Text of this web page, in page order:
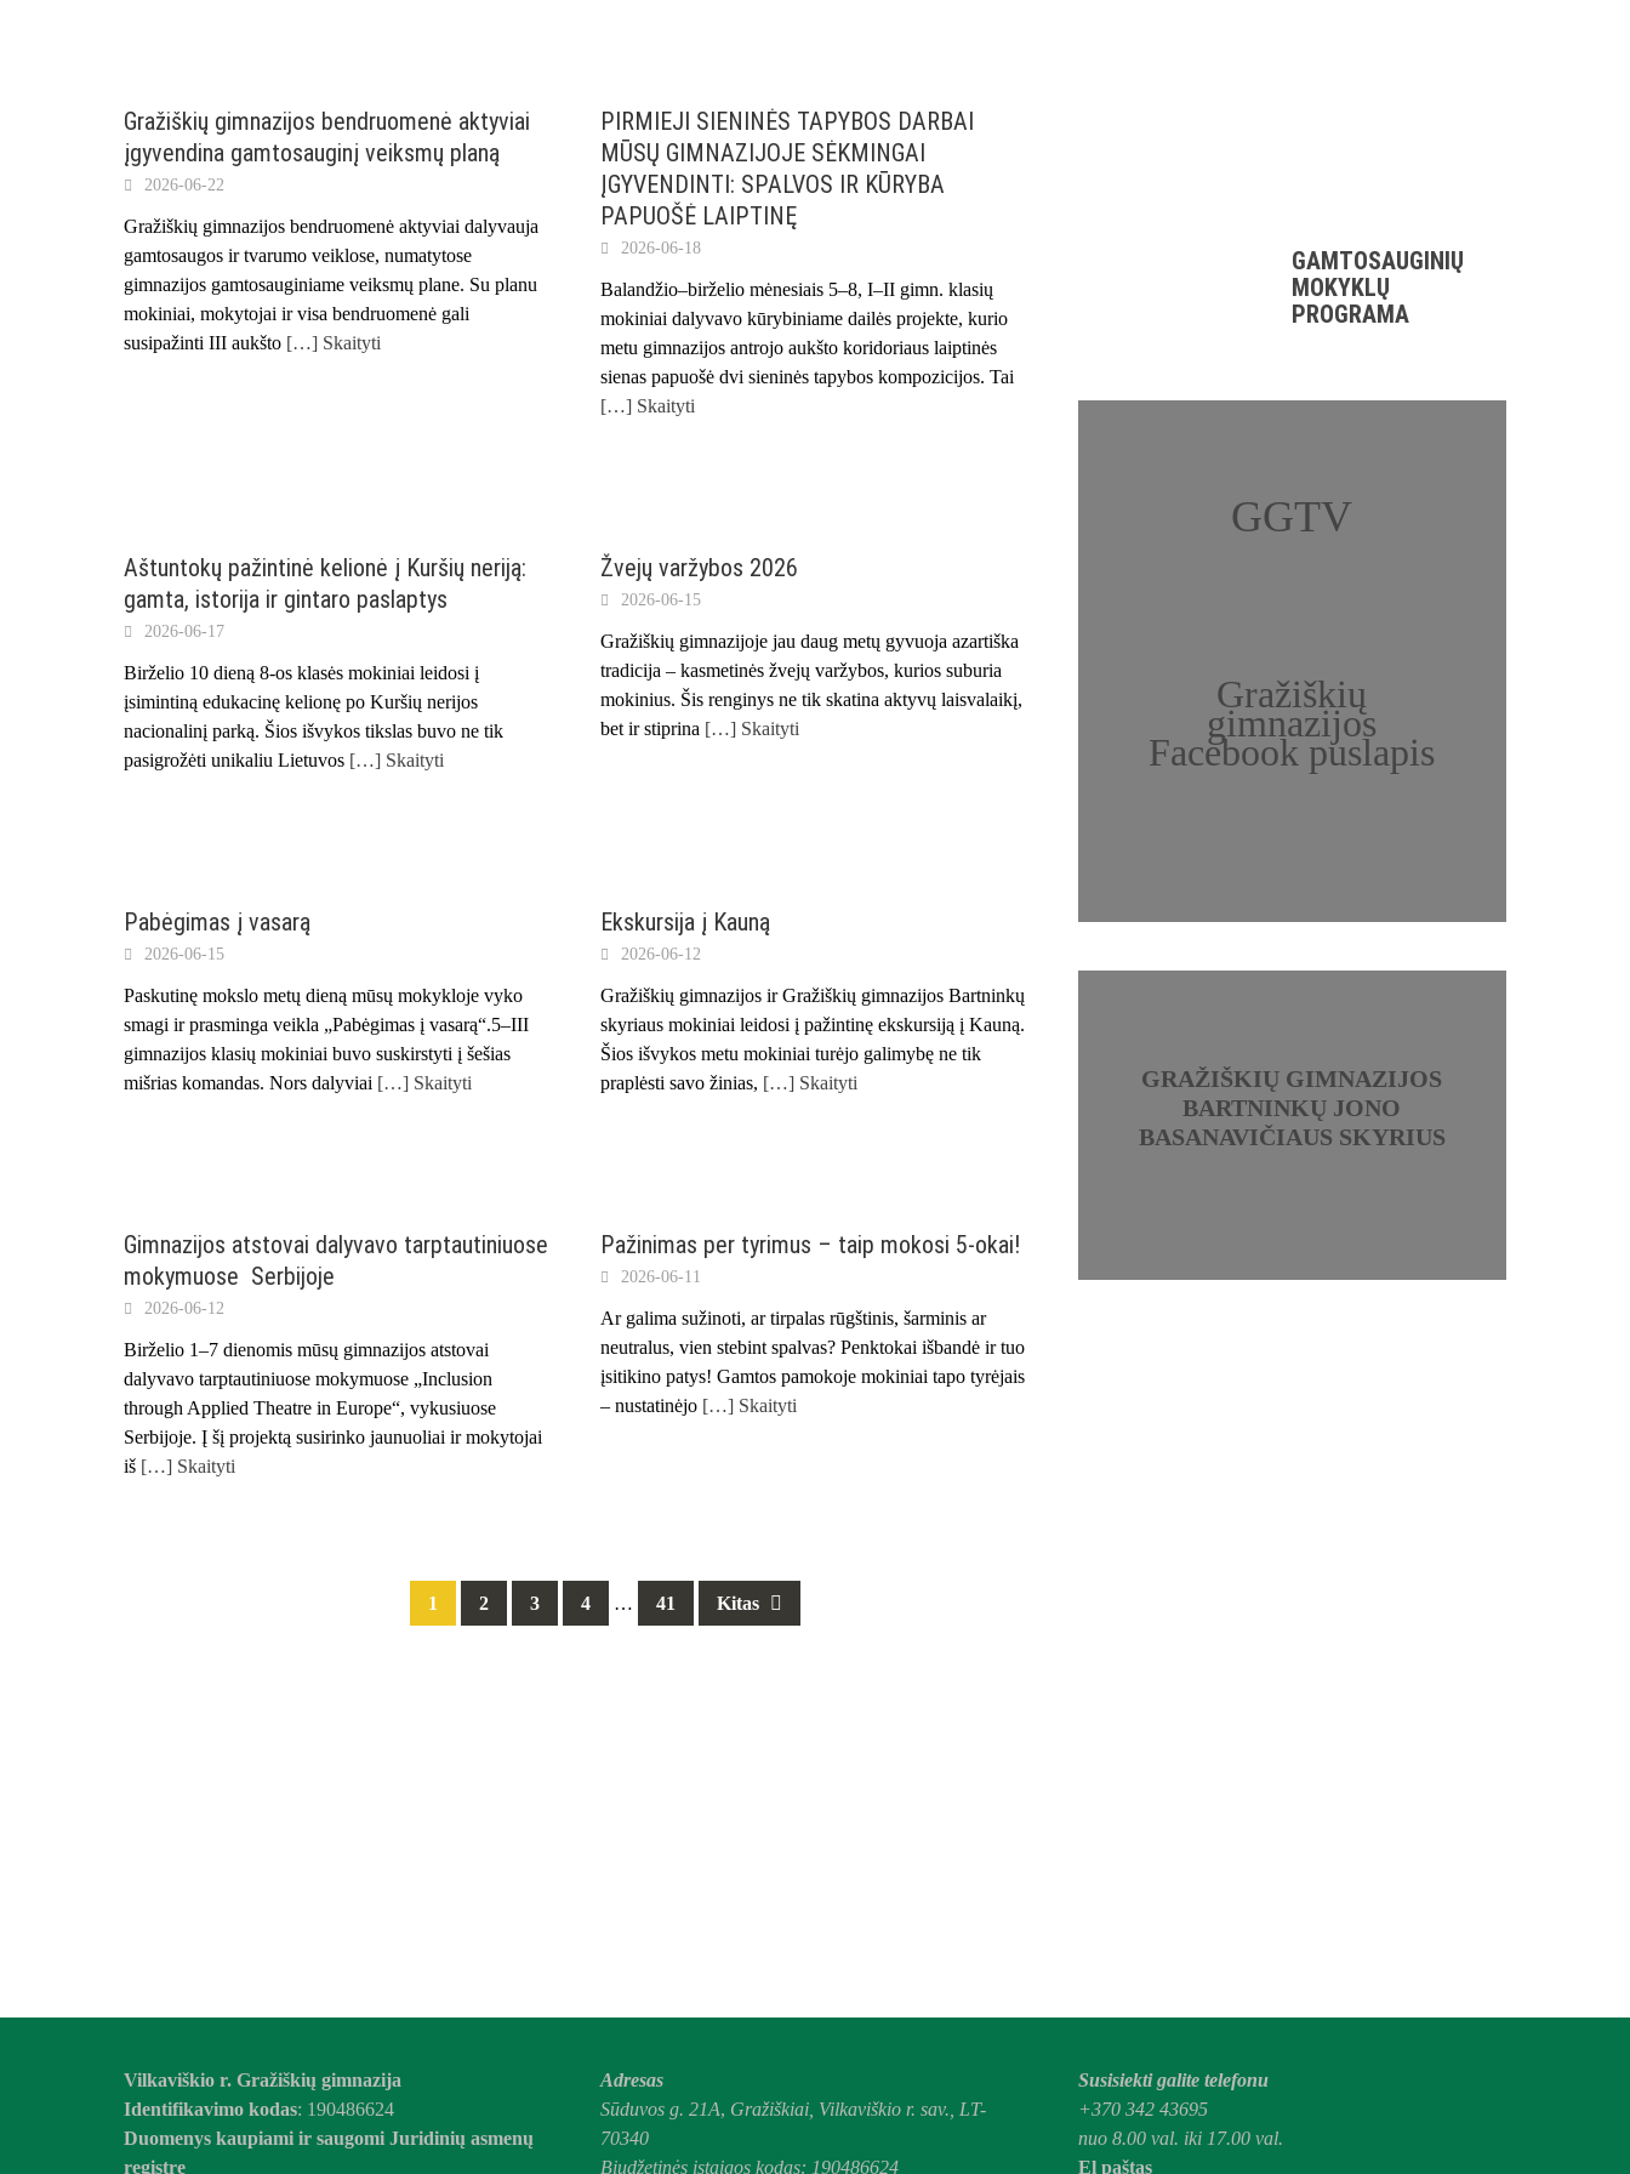
Gražiškių gimnazijos bendruomenė aktyviai
įgyvendina gamtosauginį veiksmų planą
2026-06-22
Gražiškių gimnazijos bendruomenė aktyviai dalyvauja
gamtosaugos ir tvarumo veiklose, numatytose
gimnazijos gamtosauginiame veiksmų plane. Su planu
mokiniai, mokytojai ir visa bendruomenė gali
susipažinti III aukšto […] Skaityti
PIRMIEJI SIENINĖS TAPYBOS DARBAI
MŪSŲ GIMNAZIJOJE SĖKMINGAI
ĮGYVENDINTI: SPALVOS IR KŪRYBA
PAPUOŠĖ LAIPTINĘ
2026-06-18
Balandžio–birželio mėnesiais 5–8, I–II gimn. klasių
mokiniai dalyvavo kūrybiniame dailės projekte, kurio
metu gimnazijos antrojo aukšto koridoriaus laiptinės
sienas papuošė dvi sieninės tapybos kompozicijos. Tai
[…] Skaityti
Aštuntokų pažintinė kelionė į Kuršių neriją:
gamta, istorija ir gintaro paslaptys
2026-06-17
Birželio 10 dieną 8-os klasės mokiniai leidosi į
įsimintiną edukacinę kelionę po Kuršių nerijos
nacionalinį parką. Šios išvykos tikslas buvo ne tik
pasigrožėti unikaliu Lietuvos […] Skaityti
Žvejų varžybos 2026
2026-06-15
Gražiškių gimnazijoje jau daug metų gyvuoja azartiška
tradicija – kasmetinės žvejų varžybos, kurios suburia
mokinius. Šis renginys ne tik skatina aktyvų laisvalaikį,
bet ir stiprina […] Skaityti
Pabėgimas į vasarą
2026-06-15
Paskutinę mokslo metų dieną mūsų mokykloje vyko
smagi ir prasminga veikla „Pabėgimas į vasarą“.5–III
gimnazijos klasių mokiniai buvo suskirstyti į šešias
mišrias komandas. Nors dalyviai […] Skaityti
Ekskursija į Kauną
2026-06-12
Gražiškių gimnazijos ir Gražiškių gimnazijos Bartninkų
skyriaus mokiniai leidosi į pažintinę ekskursiją į Kauną.
Šios išvykos metu mokiniai turėjo galimybę ne tik
praplėsti savo žinias, […] Skaityti
Gimnazijos atstovai dalyvavo tarptautiniuose
mokymuose Serbijoje
2026-06-12
Birželio 1–7 dienomis mūsų gimnazijos atstovai
dalyvavo tarptautiniuose mokymuose „Inclusion
through Applied Theatre in Europe“, vykusiuose
Serbijoje. Į šį projektą susirinko jaunuoliai ir mokytojai
iš […] Skaityti
Pažinimas per tyrimus – taip mokosi 5-okai!
2026-06-11
Ar galima sužinoti, ar tirpalas rūgštinis, šarminis ar
neutralus, vien stebint spalvas? Penktokai išbandė ir tuo
įsitikino patys! Gamtos pamokoje mokiniai tapo tyrėjais
– nustatinėjo […] Skaityti
1 2 3 4 … 41 Kitas
GAMTOSAUGINIŲ
MOKYKLŲ
PROGRAMA
GGTV
Gražiškių
gimnazijos
Facebook puslapis
GRAŽIŠKIŲ GIMNAZIJOS
BARTNINKŲ JONO
BASANAVIČIAUS SKYRIUS
Vilkaviškio r. Gražiškių gimnazija
Identifikavimo kodas: 190486624
Duomenys kaupiami ir saugomi Juridinių asmenų
registre
Adresas
Sūduvos g. 21A, Gražiškiai, Vilkaviškio r. sav., LT-
70340
Biudžetinės įstaigos kodas: 190486624
Susisiekti galite telefonu
+370 342 43695
nuo 8.00 val. iki 17.00 val.
El paštas